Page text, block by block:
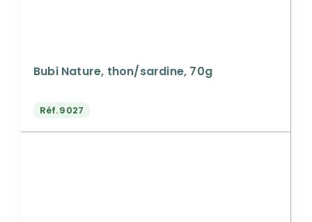
Bubi Nature, thon/sardine, 70g
Réf.9027